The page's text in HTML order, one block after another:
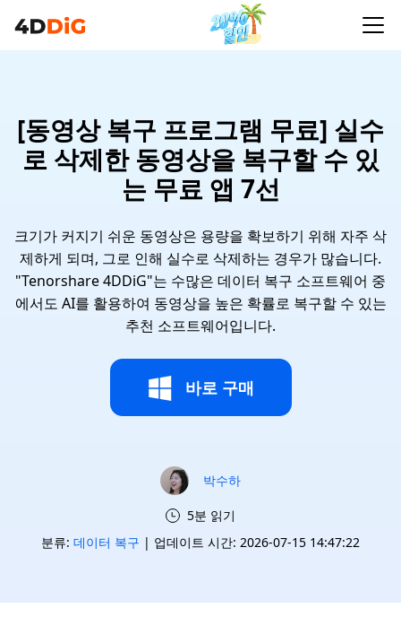
[동영상 복구 프로그램 무료] 실수
로 삭제한 동영상을 복구할 수 있
는 무료 앱 7선
크기가 커지기 쉬운 동영상은 용량을 확보하기 위해 자주 삭
제하게 되며, 그로 인해 실수로 삭제하는 경우가 많습니다.
"Tenorshare 4DDiG"는 수많은 데이터 복구 소프트웨어 중
에서도 AI를 활용하여 동영상을 높은 확률로 복구할 수 있는
추천 소프트웨어입니다.
바로 구매
박수하
5분 읽기
분류: 데이터 복구 | 업데이트 시간: 2026-07-15 14:47:22